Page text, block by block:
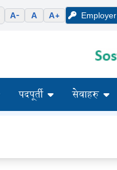
A- A A+ Employer
पदपूर्ती सेवाहरु